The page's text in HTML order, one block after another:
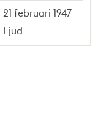
21 februari 1947
Ljud